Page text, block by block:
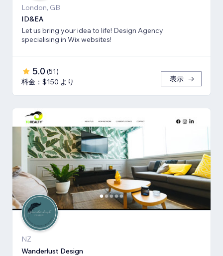
London, GB
ID&EA
Let us bring your idea to life! Design Agency
specialising in Wix websites!
5.0 (51)
料金：$150 より
表示
NZ
Wanderlust Design